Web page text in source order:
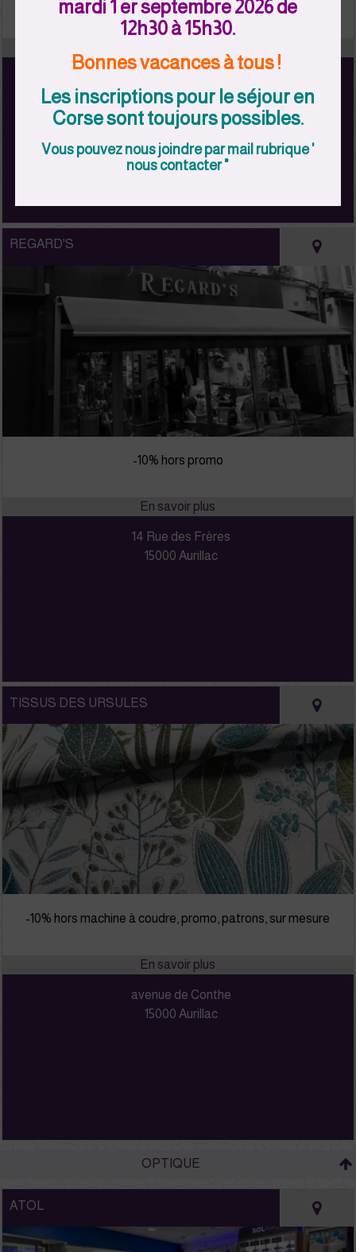
15000 Aurillac
REGARD'S
-10% hors promo
14 Rue des Frères
15000 Aurillac
TISSUS DES URSULES
-10% hors machine à coudre, promo, patrons, sur mesure
avenue de Conthe
15000 Aurillac
OPTIQUE
ATOL
mardi 1 er septembre 2026 de
12h30 à 15h30.
Bonnes vacances à tous !
Les inscriptions pour le séjour en
Corse sont toujours possibles.
Vous pouvez nous joindre par mail rubrique '
nous contacter "